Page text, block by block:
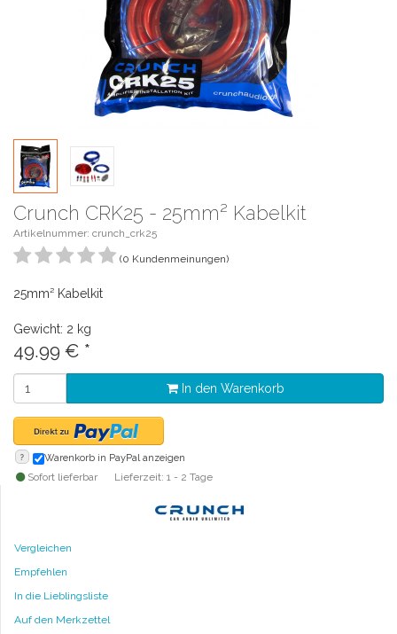
Crunch CRK25 - 25mm² Kabelkit
Artikelnummer: crunch_crk25
(0 Kundenmeinungen)
25mm² Kabelkit
Gewicht: 2 kg
49.99 € *
In den Warenkorb
? Warenkorb in PayPal anzeigen
Sofort lieferbar Lieferzeit: 1 - 2 Tage
Vergleichen
Empfehlen
In die Lieblingsliste
Auf den Merkzettel